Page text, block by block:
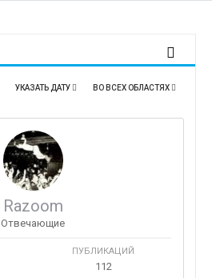
ВО ВСЕХ ОБЛАСТЯХ
УКАЗАТЬ ДАТУ
Razoom
Отвечающие
ПУБЛИКАЦИЙ
112